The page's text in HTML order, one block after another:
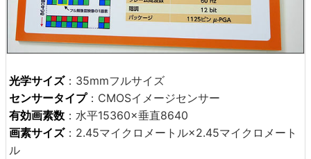
光学サイズ：35mmフルサイズ
センサータイプ：CMOSイメージセンサー
有効画素数 ：水平15360×垂直8640
画素サイズ：2.45マイクロメートル×2.45マイクロメート
ル